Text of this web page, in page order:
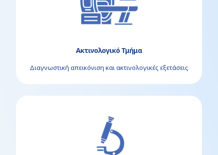
Ακτινολογικό Τμήμα
Διαγνωστική απεικόνιση και ακτινολογικές εξετάσεις